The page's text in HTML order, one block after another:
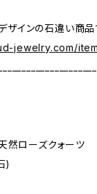
インの石違い商品
jewelry.com/
然ローズクォーツ
)